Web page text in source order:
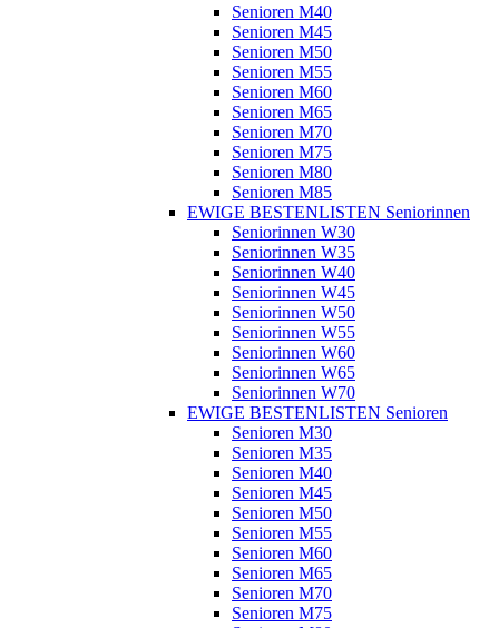
Senioren M40
Senioren M45
Senioren M50
Senioren M55
Senioren M60
Senioren M65
Senioren M70
Senioren M75
Senioren M80
Senioren M85
EWIGE BESTENLISTEN Seniorinnen
Seniorinnen W30
Seniorinnen W35
Seniorinnen W40
Seniorinnen W45
Seniorinnen W50
Seniorinnen W55
Seniorinnen W60
Seniorinnen W65
Seniorinnen W70
EWIGE BESTENLISTEN Senioren
Senioren M30
Senioren M35
Senioren M40
Senioren M45
Senioren M50
Senioren M55
Senioren M60
Senioren M65
Senioren M70
Senioren M75